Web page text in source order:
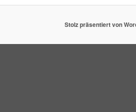
Stolz präsentiert von